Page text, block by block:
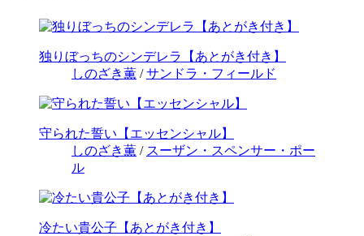
独りぼっちのシンデレラ【あとがき付き】
しのざき薫 /サンドラ・フィールド
守られた誓い【エッセンシャル】
しのざき薫 / スーザン・スペンサー・ポー
ル
冷たい貴公子【あとがき付き】